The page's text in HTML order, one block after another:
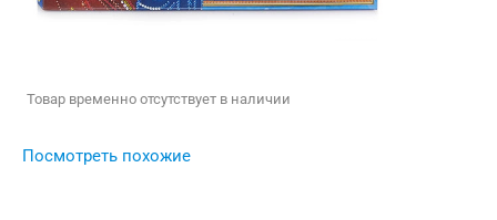
Товар временно отсутствует в наличии
Посмотреть похожие